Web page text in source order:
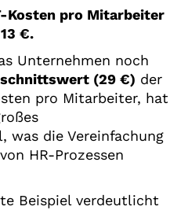
Kosten pro Mitarbeiter
€.
Unternehmen noch
(29 €) der
pro Mitarbeiter, hat
was die Vereinfachung
HR-Prozessen
Beispiel verdeutlicht